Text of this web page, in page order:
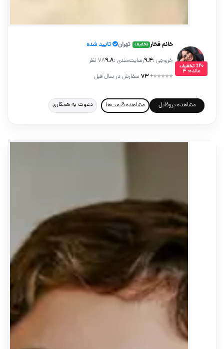
٪۲۰ تخفیف
مانده: ۴
خانم فخار تخفیف تهران تایید شده
خروجی :۹.۴رضایت‌مندی :۹.۸78 نظر
⭐⭐⭐⭐⭐
+۷۳ سفارش در سال قبل
مشاهده پروفایل مشاهده قیمت‌ها دعوت به همکاری